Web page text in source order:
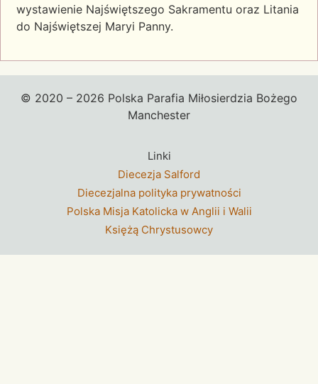
wystawienie Najświętszego Sakramentu oraz Litania
do Najświętszej Maryi Panny.
© 2020 – 2026 Polska Parafia Miłosierdzia Bożego
Manchester
Linki
Diecezja Salford
Diecezjalna polityka prywatności
Polska Misja Katolicka w Anglii i Walii
Księżą Chrystusowcy